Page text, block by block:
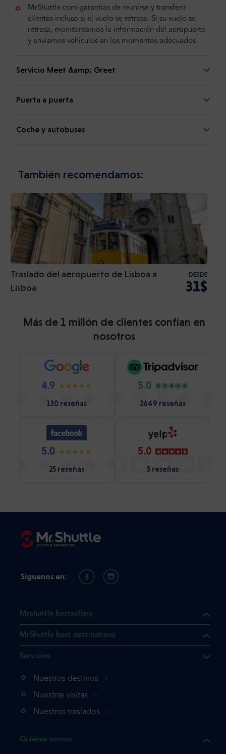
MrShuttle.com garantías de reunirse y transferir
clientes incluso si el vuelo se retrasa. Si su vuelo se
retrasa, monitoreamos la información del aeropuerto
y enviamos vehículos en los momentos adecuados
Servicio Meet &amp; Greet
Puerta a puerta
Coche y autobuses
También recomendamos:
Traslado del aeropuerto de Lisboa a
Lisboa
DESDE
31$
Más de 1 millón de clientes confían en
nosotros
4.9
130 reseñas
5.0
2649 reseñas
5.0
25 reseñas
5.0
5 reseñas
el producto que busca ya
vaya directamente a su
su reserva.
una vez
Mrshuttle bestsellers
MrShuttle best destinations
Servicios
Nuestros destinos
Nuestras visitas
Nuestros traslados
Quiénes somos
Síguenos en: